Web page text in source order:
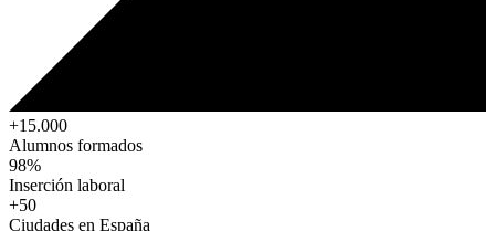
+15.000
Alumnos formados
98%
Inserción laboral
+50
Ciudades en España